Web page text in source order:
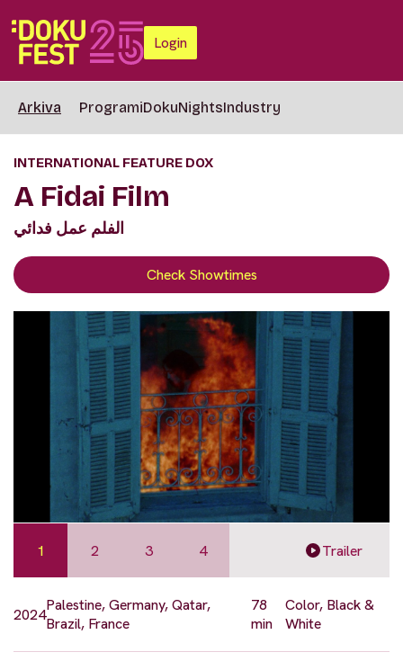
Login
Arkiva ProgramiDokuNightsIndustry
INTERNATIONAL FEATURE DOX
A Fidai Film
الفلم عمل فدائي
Check Showtimes
1 2 3 4 Trailer
2024Palestine, Germany, Qatar,
Brazil, France
78
min
Color, Black &
White